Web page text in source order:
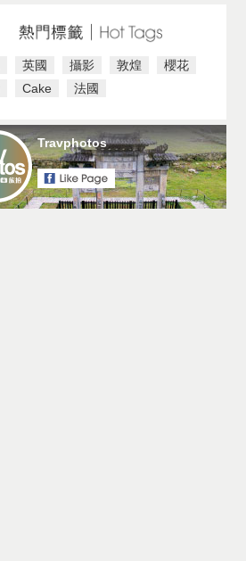
英國 攝影 敦煌
櫻花
Cake 法國
Travphotos